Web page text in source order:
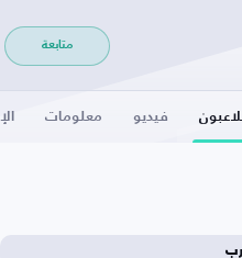
متابعة
اللاعبون فيديو معلومات